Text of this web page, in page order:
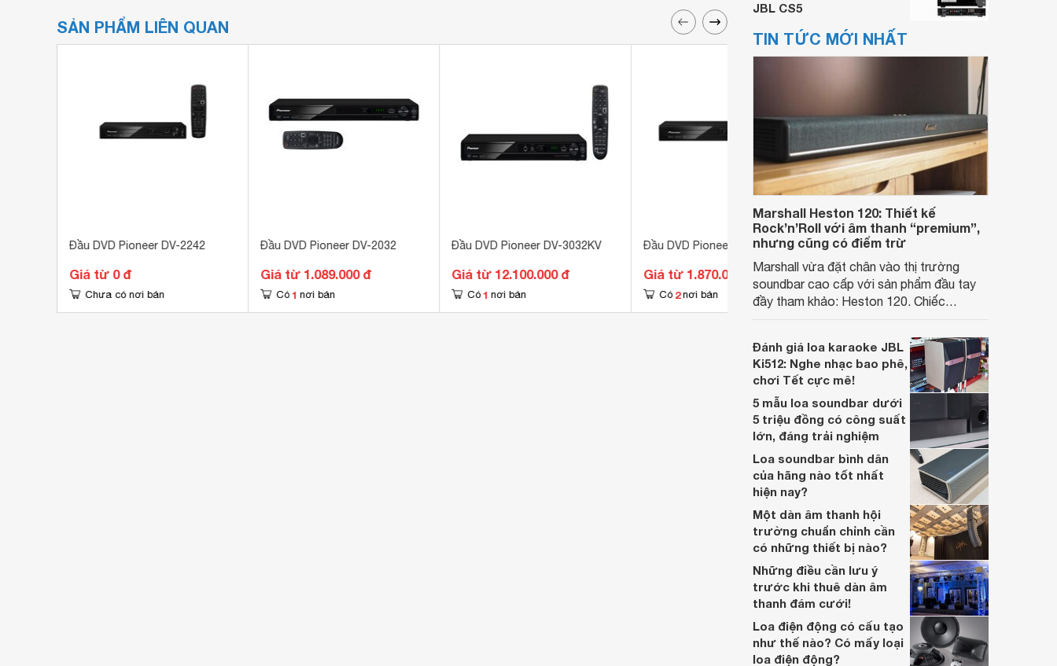
SẢN PHẨM LIÊN QUAN
Đầu DVD Pioneer DV-2242
Giá từ 0 đ
Chưa có nơi bán
Đầu DVD Pioneer DV-2032
Giá từ 1.089.000 đ
Có 1 nơi bán
Đầu DVD Pioneer DV-3032KV
Giá từ 12.100.000 đ
Có 1 nơi bán
Đầu DVD Pioneer DV-3052V
Giá từ 1.870.000 đ
Có 2 nơi bán
Đầu DVD Pioneer DV-3022KV
(DV3022KV)
Giá từ 0 đ
Chưa có nơi bán
JBL CS5
TIN TỨC MỚI NHẤT
Marshall Heston 120: Thiết kế
Rock’n’Roll với âm thanh “premium”,
nhưng cũng có điểm trừ
Marshall vừa đặt chân vào thị trường
soundbar cao cấp với sản phẩm đầu tay
đầy tham khảo: Heston 120. Chiếc
lớn, kết nối đa dạng, mà còn ghi điểm nhờ
“chất Marshall” cùng cấu trúc âm thanh
5.1.2 đầy hứa hẹn.
Đánh giá loa karaoke JBL
Ki512: Nghe nhạc bao phê,
chơi Tết cực mê!
5 mẫu loa soundbar dưới
5 triệu đồng có công suất
lớn, đáng trải nghiệm
Loa soundbar bình dân
của hãng nào tốt nhất
hiện nay?
Một dàn âm thanh hội
trường chuẩn chỉnh cần
có những thiết bị nào?
Những điều cần lưu ý
trước khi thuê dàn âm
thanh đám cưới!
Loa điện động có cấu tạo
như thế nào? Có mấy loại
loa điện động?